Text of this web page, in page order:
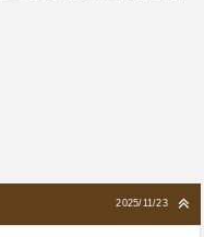
2025/11/23